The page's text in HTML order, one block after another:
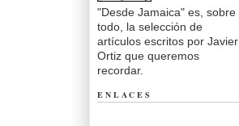
"Desde Jamaica" es, sobre
todo, la selección de
artículos escritos por Javier
Ortiz que queremos
recordar.
ENLACES